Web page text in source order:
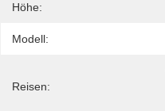
Höhe:
Modell:
Reisen: